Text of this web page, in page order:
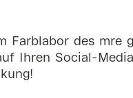
Farblabor des mre
Ihren Social-